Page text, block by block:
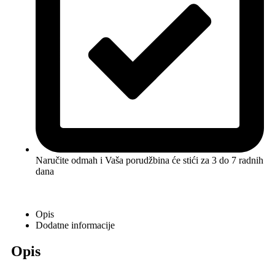
Naručite odmah i Vaša porudžbina će stići za 3 do 7 radnih
dana
Opis
Dodatne informacije
Opis